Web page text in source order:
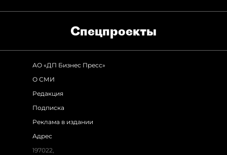
Спец­проекты
АО «ДП Бизнес Пресс»
О СМИ
Редакция
Подписка
Реклама в издании
Адрес
197022,